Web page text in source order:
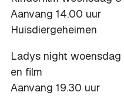
Aanvang 14.00 uur
Huisdiergeheimen
Ladys night
en film
Aanvang 19.30 uur